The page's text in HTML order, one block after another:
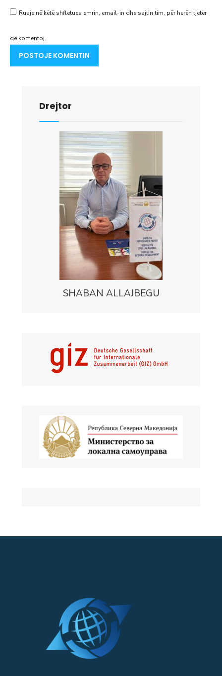
Ruaje në këtë shfletues emrin, email-in dhe sajtin tim, për herën tjetër
që komentoj.
Drejtor
SHABAN ALLAJBEGU